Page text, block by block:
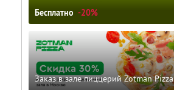
Бесплатно -20%
Заказ в зале пиццерий Zotman Pizza